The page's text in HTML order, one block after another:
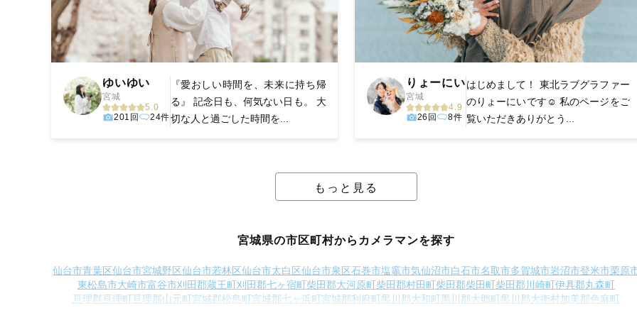
ゆいゆい
宮城
5.0
201回
24件
『愛おしい時間を、未来に持ち帰
る』 記念日も、何気ない日も。 大
切な人と過ごした時間を...
りょーにい
宮城
4.9
26回
8件
はじめまして！ 東北ラブグラファー
のりょーにいです☺️ 私のページをご
覧いただきありがとう...
もっと見る
宮城県の市区町村からカメラマンを探す
仙台市青葉区仙台市宮城野区仙台市若林区仙台市太白区仙台市泉区石巻市塩竈市気仙沼市白石市名取市多賀城市岩沼市登米市栗原
東松島市大崎市富谷市刈田郡蔵王町刈田郡七ヶ宿町柴田郡大河原町柴田郡村田町柴田郡柴田町柴田郡川崎町伊具郡丸森町
亘理郡亘理町亘理郡山元町宮城郡松島町宮城郡七ヶ浜町宮城郡利府町黒川郡大和町黒川郡大郷町黒川郡大衡村加美郡色麻町